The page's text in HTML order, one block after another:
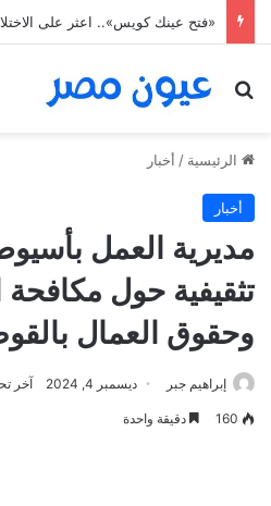
بحث عن
الرئيسية / أخبار
أخبار
مديرية العمل
تثقيفية حول مكافحة
وحقوق العمال
إبراهيم جبر ديسمبر 4, 2024 آخر
160 دقيقة واحدة